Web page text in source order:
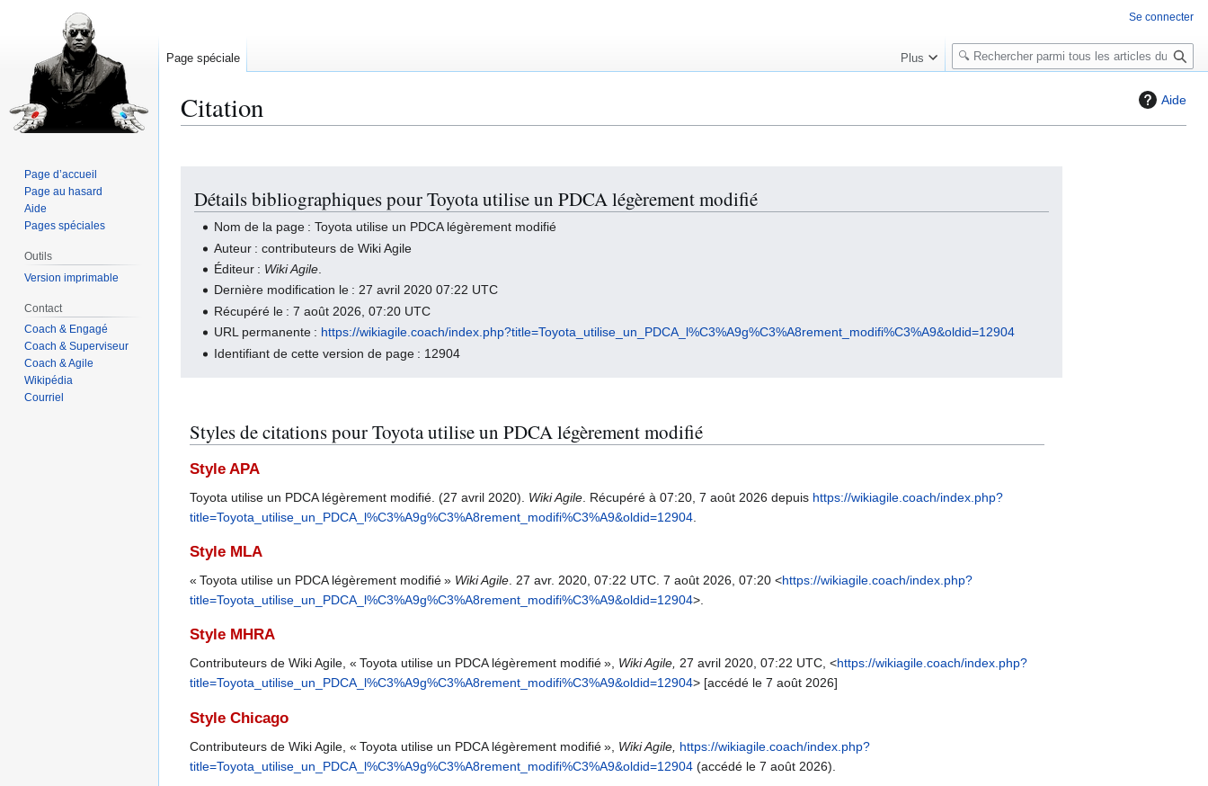
Aide
Citation
navigation
recherche
Détails bibliographiques pour Toyota utilise un PDCA légèrement modifié
Nom de la page : Toyota utilise un PDCA légèrement modifié
Auteur : contributeurs de Wiki Agile
Éditeur : Wiki Agile
Dernière modification le : 27 avril 2020 07:22 UTC
Récupéré le : 7 août 2026, 07:20 UTC
URL permanente : https://wikiagile.coach/index.php?title=Toyota_utilise_un_PDCA_l%C3%A9g%C3%A8rement_modifi%C3%A9&oldid=12904
Identifiant de cette version de page : 12904
Styles de citations pour Toyota utilise un PDCA légèrement modifié
Style APA
Toyota utilise un PDCA légèrement modifié. (27 avril 2020). Wiki Agile . Récupéré à 07:20, 7 août 2026 depuis https://wikiagile.coach/index.php?
title=Toyota_utilise_un_PDCA_l%C3%A9g%C3%A8rement_modifi%C3%A9&oldid=12904
Style MLA
« Toyota utilise un PDCA légèrement modifié » Wiki Agile . 27 avr. 2020, 07:22 UTC. 7 août 2026, 07:20 <https://wikiagile.coach/index.php?
title=Toyota_utilise_un_PDCA_l%C3%A9g%C3%A8rement_modifi%C3%A9&oldid=12904>.
Style MHRA
Contributeurs de Wiki Agile, « Toyota utilise un PDCA légèrement modifié », Wiki Agile, 27 avril 2020, 07:22 UTC, <https://wikiagile.coach/index.php?
title=Toyota_utilise_un_PDCA_l%C3%A9g%C3%A8rement_modifi%C3%A9&oldid=12904> [accédé le 7 août 2026]
Style Chicago
Contributeurs de Wiki Agile, « Toyota utilise un PDCA légèrement modifié », Wiki Agile, https://wikiagile.coach/index.php?
title=Toyota_utilise_un_PDCA_l%C3%A9g%C3%A8rement_modifi%C3%A9&oldid=12904 (accédé le 7 août 2026).
Se connecter
Page spéciale Plus
R
e
e
e
Page d’accueil
Page au hasard
Aide
Pages spéciales
Outils
Version imprimable
Contact
Coach & Engagé
Coach & Superviseur
Coach & Agile
Wikipédia
Courriel